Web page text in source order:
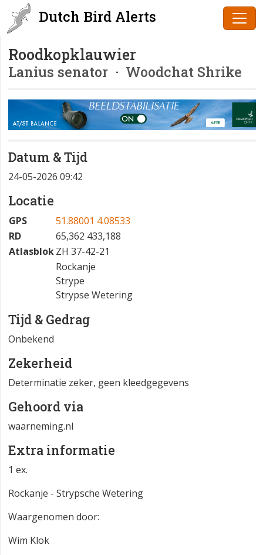
Dutch Bird Alerts
Roodkopklauwier
Lanius senator · Woodchat Shrike
Datum & Tijd
24-05-2026 09:42
Locatie
GPS
51.88001 4.08533
RD
65,362 433,188
AtlasblokZH 37-42-21
Rockanje
Strype
Strypse Wetering
Tijd & Gedrag
Onbekend
Zekerheid
Determinatie zeker, geen kleedgegevens
Gehoord via
waarneming.nl
Extra informatie
1 ex.
Rockanje - Strypsche Wetering
Waargenomen door:
Wim Klok